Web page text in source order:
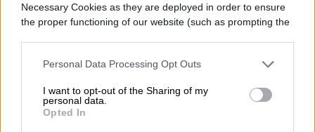
Necessary Cookies as they are deployed in order to ensure
the proper functioning of our website (such as prompting the
Personal Data Processing Opt Outs
I want to opt-out of the Sharing of my
personal data.
Opted In
Topics